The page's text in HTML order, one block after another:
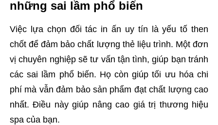
những sai lầm phổ biến
Việc lựa chọn đối tác in ấn uy tín là yếu tố then
chốt để đảm bảo chất lượng thẻ liệu trình. Một đơn
vị chuyên nghiệp sẽ tư vấn tận tình, giúp bạn tránh
các sai lầm phổ biến. Họ còn giúp tối ưu hóa chi
phí mà vẫn đảm bảo sản phẩm đạt chất lượng cao
nhất. Điều này giúp nâng cao giá trị thương hiệu
spa của bạn.